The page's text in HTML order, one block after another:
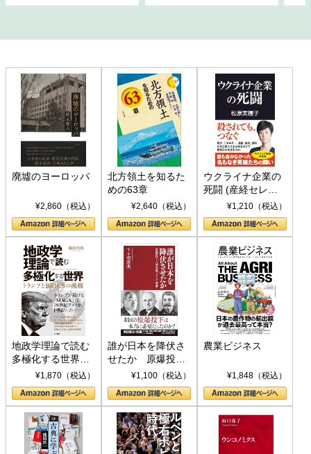
廃墟のヨーロッパ
¥2,860（税込）
北方領土を知るた
めの63章
¥2,640（税込）
ウクライナ企業の
死闘 (産経セレク
ト S 039)¥1,210（税込）
地政学理論で読む
多極化する世界：
トランプとBRICS
の挑戦
¥1,870（税込）
誰が日本を降伏さ
せたか 原爆投
下、ソ連参戦、そ
して聖断 (PHP新
書)
¥1,100（税込）
農業ビジネス
¥1,848（税込）